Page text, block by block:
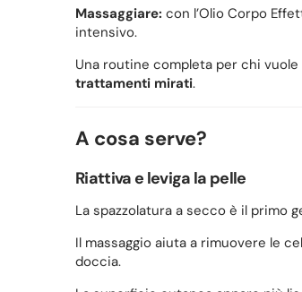
Massaggiare: con l’Olio Corpo
intensivo.
Una routine completa per chi
trattamenti mirati.
A cosa serve?
Riattiva e leviga la pelle
La spazzolatura a secco è il primo
Il massaggio aiuta a rimuovere le
doccia.